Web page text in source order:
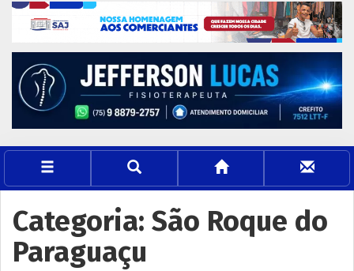
Categoria: São Roque do
Paraguaçu